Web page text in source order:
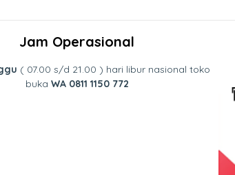
Jam Operasional
( 07.00 s/d 21.00 ) hari libur nasional toko
buka WA 0811 1150 772